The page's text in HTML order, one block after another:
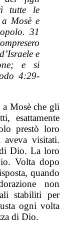
tutte le
Mosè e
31
e
e si
4:29-
Mosè che gli
esattamente
prestò loro
visitati.
di Dio. La loro
Volta dopo
quando
non
stabiliti per
ogni volta
di Dio.